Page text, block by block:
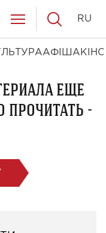
АФІША КІНО
RU
ЕЩЕ
ПРОЧИТАТЬ -